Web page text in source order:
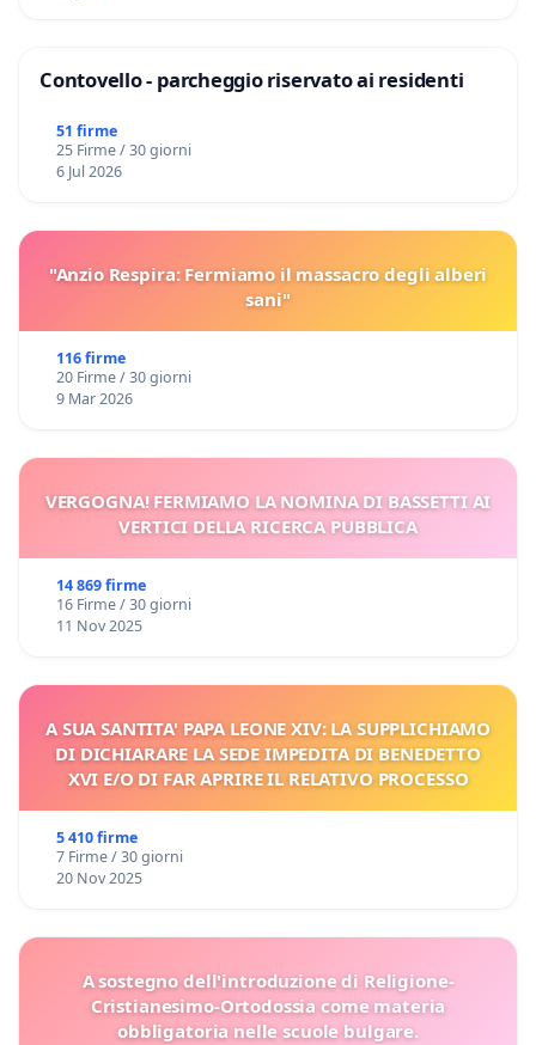
Contovello - parcheggio riservato ai residenti
51 firme
25 Firme / 30 giorni
6 Jul 2026
"Anzio Respira: Fermiamo il massacro degli alberi
sani"
116 firme
20 Firme / 30 giorni
9 Mar 2026
VERGOGNA! FERMIAMO LA NOMINA DI BASSETTI AI
VERTICI DELLA RICERCA PUBBLICA
14 869 firme
16 Firme / 30 giorni
11 Nov 2025
A SUA SANTITA' PAPA LEONE XIV: LA SUPPLICHIAMO
DI DICHIARARE LA SEDE IMPEDITA DI BENEDETTO
XVI E/O DI FAR APRIRE IL RELATIVO PROCESSO
5 410 firme
7 Firme / 30 giorni
20 Nov 2025
A sostegno dell'introduzione di Religione-
Cristianesimo-Ortodossia come materia
obbligatoria nelle scuole bulgare.